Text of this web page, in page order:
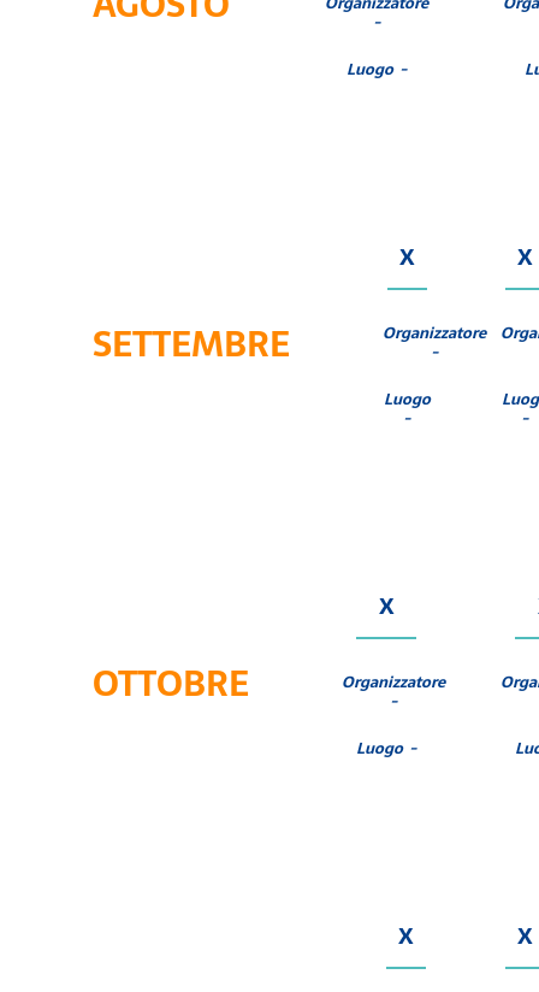
-
Luogo -
SETTEMBRE
X
Organizzatore
-
Luogo
-
X
-
OTTOBRE
X
Organizzatore
-
Luogo -
X X